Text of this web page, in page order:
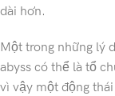
dài hơn.
Một trong những lý
abyss có thể là tổ
vì vậy một động